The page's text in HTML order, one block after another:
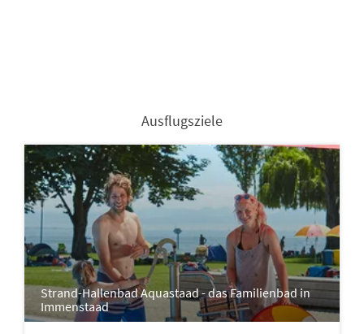
Ausflugsziele
Strand-Hallenbad Aquastaad - das Familienbad in
Immenstaad